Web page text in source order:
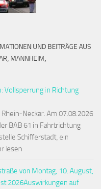
UND BEITRÄGE AUS
MANNHEIM,
Vollsperrung in Richtung
Neckar. Am 07.08.2026
BAB 61 in Fahrtrichtung
Schifferstadt, ein
lesen
von Montag, 10. August,
2026Auswirkungen auf